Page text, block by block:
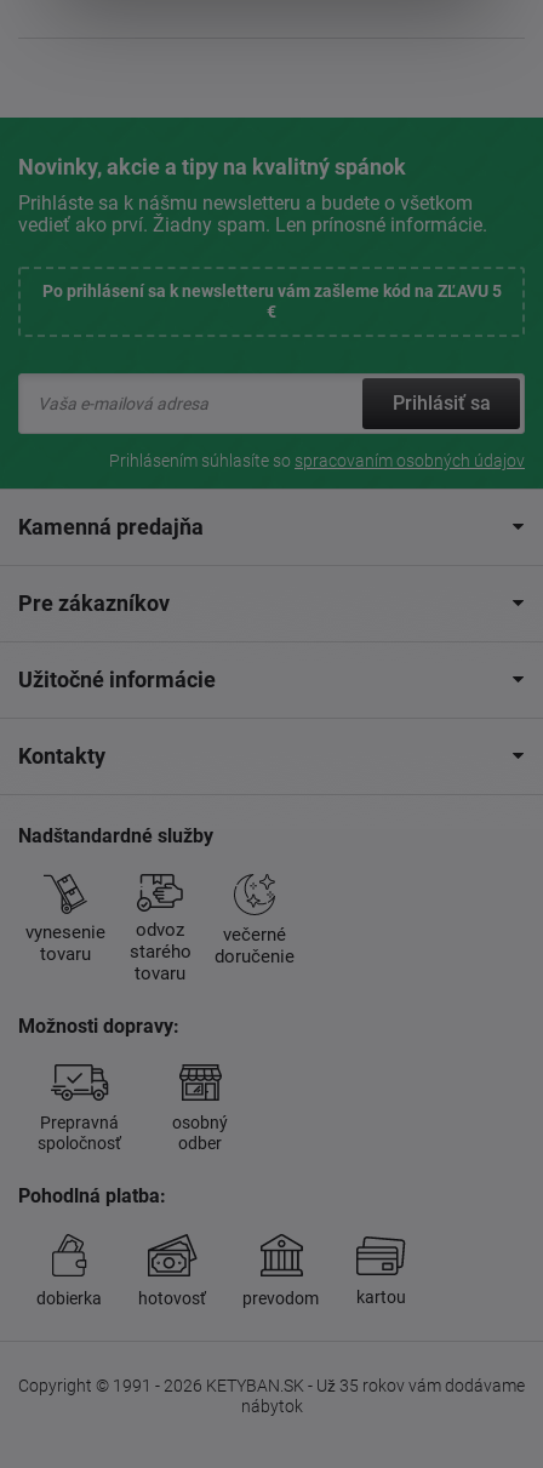
Novinky, akcie a tipy na kvalitný spánok
Prihláste sa k nášmu newsletteru a budete o všetkom
vedieť ako prví. Žiadny spam. Len prínosné informácie.
Po prihlásení sa k newsletteru vám zašleme kód na ZĽAVU 5
€
Prihlásiť sa
Prihlásením súhlasíte so spracovaním osobných údajov
Kamenná predajňa
Pre zákazníkov
Užitočné informácie
Kontakty
Nadštandardné služby
vynesenie
tovaru
odvoz
starého
tovaru
večerné
doručenie
Možnosti dopravy:
Prepravná
spoločnosť
osobný
odber
Pohodlná platba:
dobierka hotovosť prevodom kartou
Copyright © 1991 - 2026 KETYBAN.SK - Už 35 rokov vám dodávame
nábytok